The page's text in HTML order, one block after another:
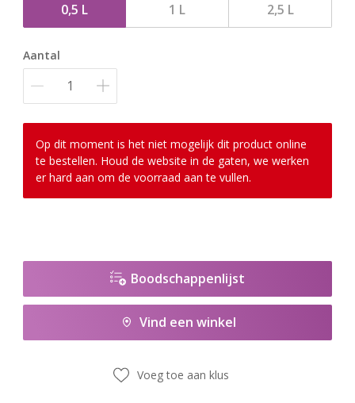
0,5 L 1 L 2,5 L
Aantal
Op dit moment is het niet mogelijk dit product online
te bestellen. Houd de website in de gaten, we werken
er hard aan om de voorraad aan te vullen.
Boodschappenlijst
Vind een winkel
Voeg toe aan klus